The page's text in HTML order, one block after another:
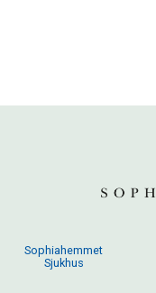
Sophiahemmet
Sjukhus